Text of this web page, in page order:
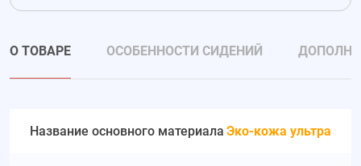
О ТОВАРЕ ОСОБЕННОСТИ СИДЕНИЙ
Название основного материала Эко-кожа ультра